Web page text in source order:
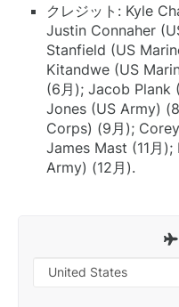
クレジット: Kyle
Justin Connaher
Stanfield (US
Kitandwe (US
(6月); Jacob Plank
Jones (US Army)
Corps) (9月);
James Mast (11月
Army) (12月).